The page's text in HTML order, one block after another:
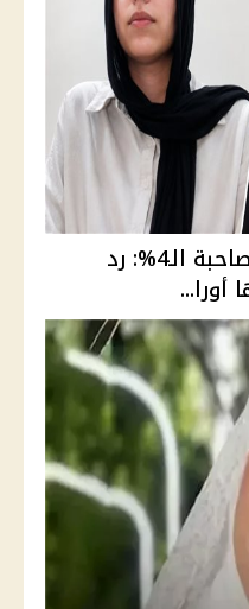
القصة الكاملة لأزمة ريم صاحبة الـ4%: رد
أورا...